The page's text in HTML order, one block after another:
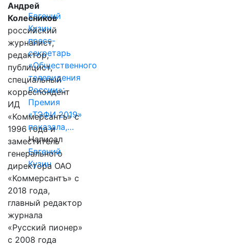
Евгений
Кузин,
пресс-
секретарь
«Общественного
телевидения
России»:
Премия
«ТЭФИ 2019»
показала,…
Написал
Евгений
Кузин
Андрей
Колесников
российский
журналист,
редактор,
публицист,
специальный
корреспондент
ИД
«Коммерсантъ» с
1996 года и
заместитель
генерального
директора ОАО
«Коммерсантъ» с
2018 года,
главный редактор
журнала
«Русский пионер»
с 2008 года